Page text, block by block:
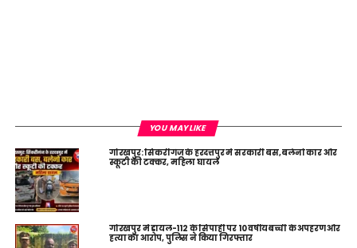
YOU MAY LIKE
गोरखपुर: सिकरीगंज के हरदत्तपुर में सरकारी बस, बलेनो कार और
स्कूटी की टक्कर, महिला घायल
गोरखपुर में डायल-112 के सिपाही पर 10 वर्षीय बच्ची के अपहरण और
हत्या का आरोप, पुलिस ने किया गिरफ्तार